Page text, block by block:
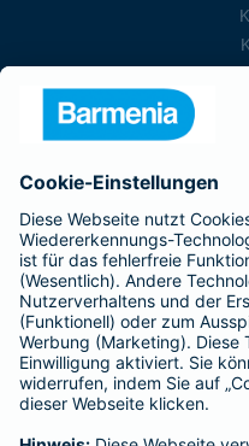
Barmenia ist
Kranken-